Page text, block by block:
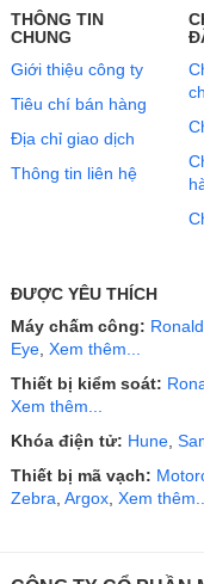
THÔNG TIN
CHUNG
Giới thiệu công ty
Tiêu chí bán hàng
Địa chỉ giao dịch
Thông tin liên hệ
ĐƯỢC YÊU THÍCH
Máy chấm công:
Eye, Xem thêm...
Thiết bị kiểm soát:
Xem thêm...
Khóa điện tử: Hune,
Thiết bị mã vạch:
Zebra, Argox, Xem